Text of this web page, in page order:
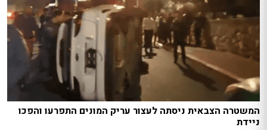
המשטרה הצבאית ניסתה לעצור עריק המונים התפרעו והפכו
ניידת